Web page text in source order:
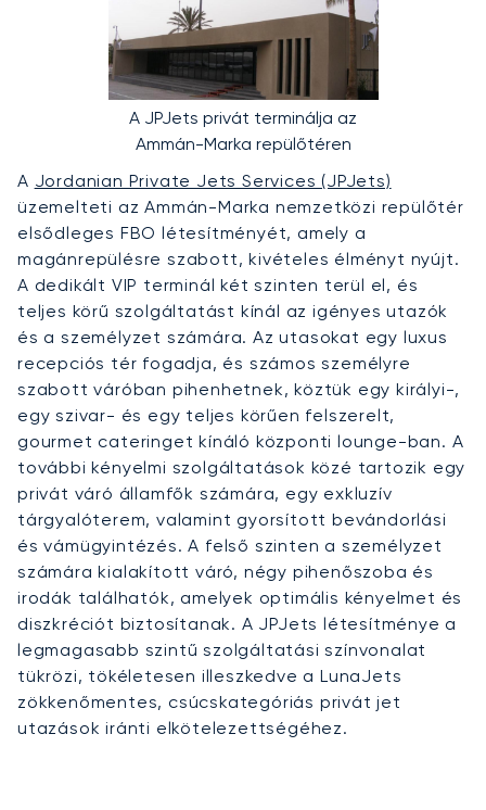
A JPJets privát terminálja az
Ammán-Marka repülőtéren
A Jordanian Private Jets Services (JPJets)
üzemelteti az Ammán-Marka nemzetközi repülőtér
elsődleges FBO létesítményét, amely a
magánrepülésre szabott, kivételes élményt nyújt.
A dedikált VIP terminál két szinten terül el, és
teljes körű szolgáltatást kínál az igényes utazók
és a személyzet számára. Az utasokat egy luxus
recepciós tér fogadja, és számos személyre
szabott váróban pihenhetnek, köztük egy királyi-,
egy szivar- és egy teljes körűen felszerelt,
gourmet cateringet kínáló központi lounge-ban. A
további kényelmi szolgáltatások közé tartozik egy
privát váró államfők számára, egy exkluzív
tárgyalóterem, valamint gyorsított bevándorlási
és vámügyintézés. A felső szinten a személyzet
számára kialakított váró, négy pihenőszoba és
irodák találhatók, amelyek optimális kényelmet és
diszkréciót biztosítanak. A JPJets létesítménye a
legmagasabb szintű szolgáltatási színvonalat
tükrözi, tökéletesen illeszkedve a LunaJets
zökkenőmentes, csúcskategóriás privát jet
utazások iránti elkötelezettségéhez.